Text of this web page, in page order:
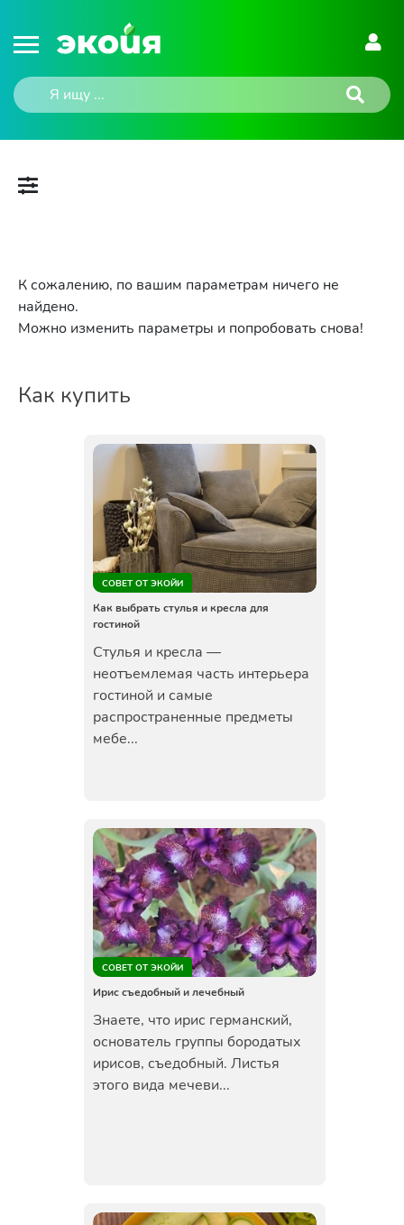
К сожалению, по вашим параметрам ничего не
найдено.
Можно изменить параметры и попробовать снова!
Как купить
СОВЕТ ОТ ЭКОЙИ
Как выбрать стулья и кресла для
гостиной
Стулья и кресла —
неотъемлемая часть интерьера
гостиной и самые
распространенные предметы
мебе...
СОВЕТ ОТ ЭКОЙИ
Ирис съедобный и лечебный
Знаете, что ирис германский,
основатель группы бородатых
ирисов, съедобный. Листья
этого вида мечеви...